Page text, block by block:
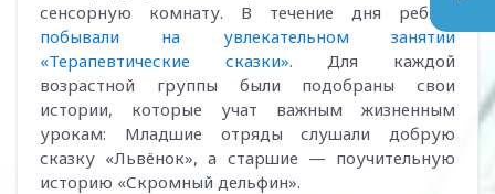
сенсорную комнату. В течение дня ребята
побывали на увлекательном занятии
«Терапевтические сказки». Для каждой
возрастной группы были подобраны свои
истории, которые учат важным жизненным
урокам: Младшие отряды слушали добрую
сказку «Львёнок», а старшие — поучительную
историю «Скромный дельфин».